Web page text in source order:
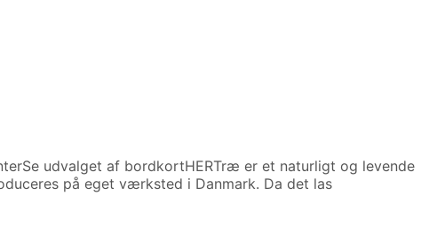
udvalget af bordkortHERTræ er et naturligt og levende
på eget værksted i Danmark. Da det las